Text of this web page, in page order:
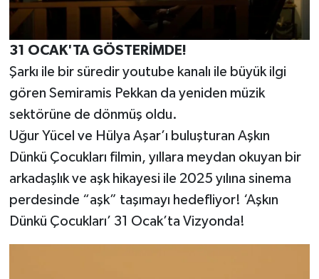
31 OCAK'TA GÖSTERİMDE!
Şarkı ile bir süredir youtube kanalı ile büyük ilgi
gören Semiramis Pekkan da yeniden müzik
sektörüne de dönmüş oldu.
Uğur Yücel ve Hülya Aşar’ı buluşturan Aşkın
Dünkü Çocukları filmin, yıllara meydan okuyan bir
arkadaşlık ve aşk hikayesi ile 2025 yılına sinema
perdesinde “aşk” taşımayı hedefliyor! ‘Aşkın
Dünkü Çocukları’ 31 Ocak’ta Vizyonda!